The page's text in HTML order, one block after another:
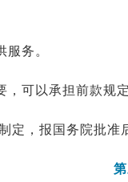
务。
可以承担前款规
定，报国务院批准